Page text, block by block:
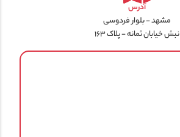
آدرس
مشهد - بلوار فردوسی
نبش خیابان ثمانه - پلاک ۱۶۳